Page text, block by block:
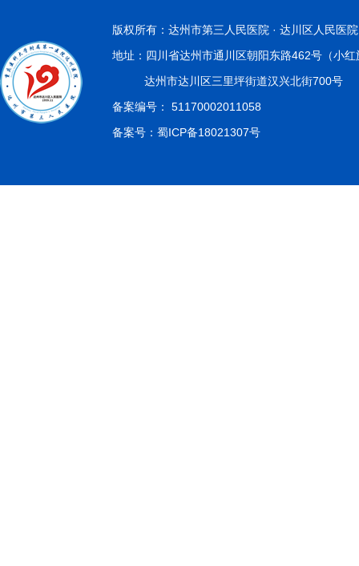
版权所有：达州市第三人民医院 · 达川区人民医院
地址：四川省达州市通川区朝阳东路462号（小红
达州市达川区三里坪街道汉兴北街700号
备案编号：
51170002011058
备案号： 蜀ICP备18021307号